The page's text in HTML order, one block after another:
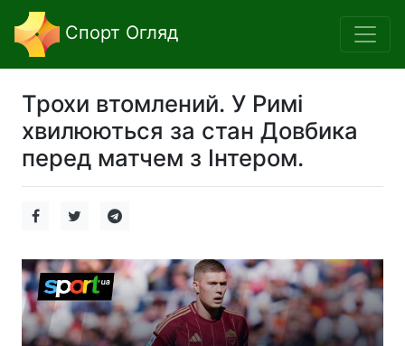
Спорт Огляд
Трохи втомлений. У Римі
хвилюються за стан Довбика
перед матчем з Інтером.